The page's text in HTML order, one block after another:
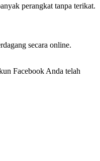
perangkat tanpa terikat.
secara online.
Facebook Anda telah